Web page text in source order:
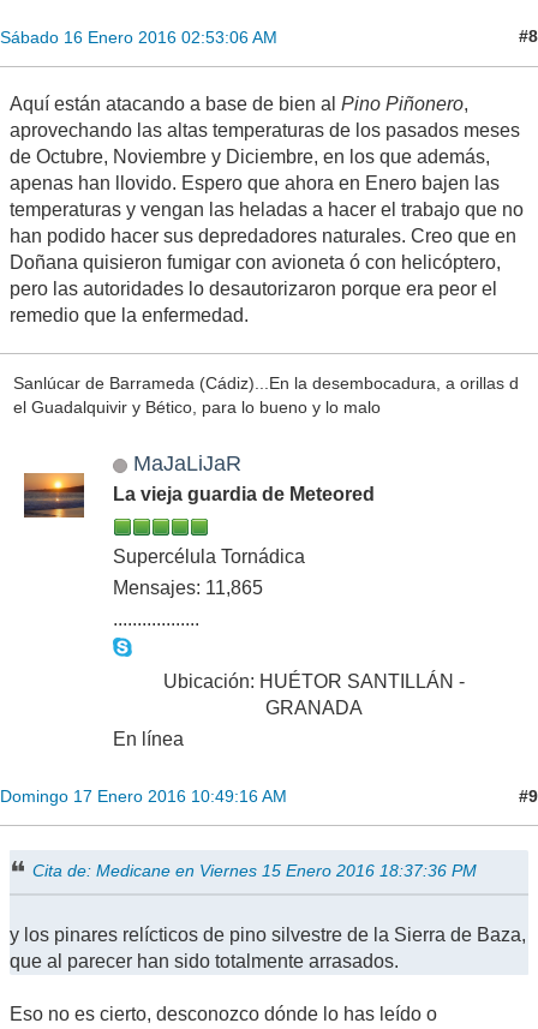
Sábado 16 Enero 2016 02:53:06 AM #8
Aquí están atacando a base de bien al Pino Piñonero,
aprovechando las altas temperaturas de los pasados meses
de Octubre, Noviembre y Diciembre, en los que además,
apenas han llovido. Espero que ahora en Enero bajen las
temperaturas y vengan las heladas a hacer el trabajo que no
han podido hacer sus depredadores naturales. Creo que en
Doñana quisieron fumigar con avioneta ó con helicóptero,
pero las autoridades lo desautorizaron porque era peor el
remedio que la enfermedad.
Sanlúcar de Barrameda (Cádiz)...En la desembocadura, a orillas d
el Guadalquivir y Bético, para lo bueno y lo malo
MaJaLiJaR
La vieja guardia de Meteored
Supercélula Tornádica
Mensajes: 11,865
..................
Ubicación: HUÉTOR SANTILLÁN -
GRANADA
En línea
Domingo 17 Enero 2016 10:49:16 AM #9
Cita de: Medicane en Viernes 15 Enero 2016 18:37:36 PM
y los pinares relícticos de pino silvestre de la Sierra de Baza,
que al parecer han sido totalmente arrasados.
Eso no es cierto, desconozco dónde lo has leído o